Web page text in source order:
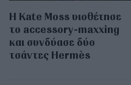
Η Kate Moss υιοθέτησε
τo accessory-maxxing
και συνδύασε δύο
τσάντες Hermès